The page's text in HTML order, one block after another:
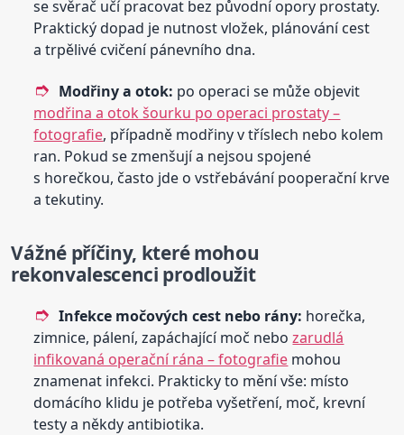
se svěrač učí pracovat bez původní opory prostaty.
Praktický dopad je nutnost vložek, plánování cest
a trpělivé cvičení pánevního dna.
Modřiny a otok: po operaci se může objevit
modřina a otok šourku po operaci prostaty –
fotografie, případně modřiny v tříslech nebo kolem
ran. Pokud se zmenšují a nejsou spojené
s horečkou, často jde o vstřebávání pooperační krve
a tekutiny.
Vážné příčiny, které mohou
rekonvalescenci prodloužit
Infekce močových cest nebo rány: horečka,
zimnice, pálení, zapáchající moč nebozarudlá
infikovaná operační rána – fotografie mohou
znamenat infekci. Prakticky to mění vše: místo
domácího klidu je potřeba vyšetření, moč, krevní
testy a někdy antibiotika.